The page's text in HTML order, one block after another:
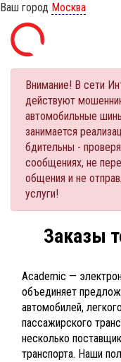
Ваш город Москва
Внимание! В сети
действуют
автомобильные
занимается
бдительны -
сообщениях, не
общения и не
услуги!
Заказы
Academic —
объединяет
автомобилей,
пассажирского
несколько
транспорта. Наши